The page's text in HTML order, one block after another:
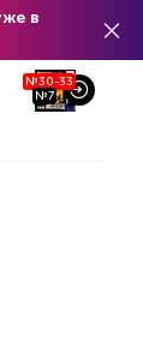
в
№30-33
№7